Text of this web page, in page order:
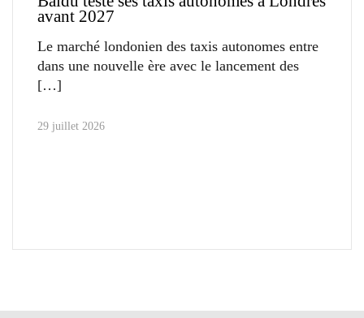
avant 2027
Le marché londonien des taxis autonomes entre
dans une nouvelle ère avec le lancement des
29 juillet 2026